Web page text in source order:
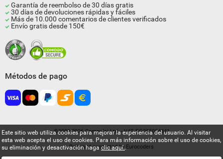
Este sitio web utiliza cookies para mejorar la experiencia del usuario. Al visitar
esta web acepta el uso de cookies. Para más información sobre el uso de cookies,
su eliminación y desactivación hagaclic aquí..
Garantía de reembolso de 30 días gratis
30 días de devoluciones rápidas y fáciles
Más de 10.000 comentarios de clientes verificados
Envío gratis desde 150€
Métodos de pago
©2009-2026 Compulsi Ltd. - VAT BG205034841
Built and supported by Eurocoders